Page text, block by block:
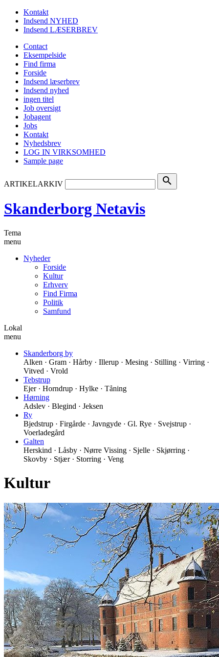
Kontakt
Indsend NYHED
Indsend LÆSERBREV
Contact
Eksempelside
Find firma
Forside
Indsend læserbrev
Indsend nyhed
ingen titel
Job oversigt
Jobagent
Jobs
Kontakt
Nyhedsbrev
LOG IN VIRKSOMHED
Sample page
ARTIKELARKIV search
Skanderborg Netavis
Tema
menu
Nyheder
Forside
Kultur
Erhverv
Find Firma
Politik
Samfund
Lokal
menu
Skanderborg by
Alken · Gram · Hårby · Illerup · Mesing · Stilling · Virring ·
Vitved · Vrold
Tebstrup
Ejer · Horndrup · Hylke · Tåning
Hørning
Adslev · Blegind · Jeksen
Ry
Bjedstrup · Firgårde · Javngyde · Gl. Rye · Svejstrup ·
Voerladegård
Galten
Herskind · Låsby · Nørre Vissing · Sjelle · Skjørring ·
Skovby · Stjær · Storring · Veng
Kultur